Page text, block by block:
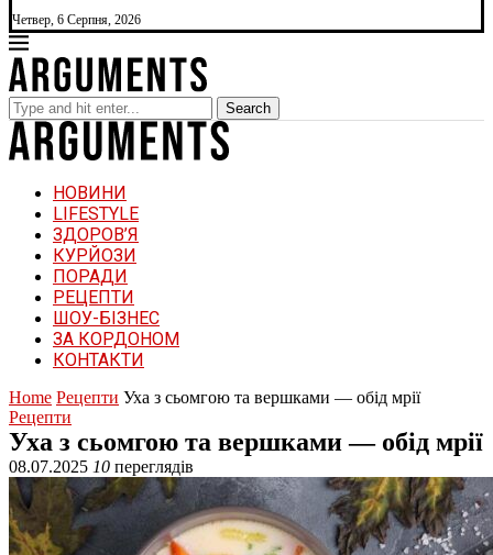
Четвер, 6 Серпня, 2026
Search
НОВИНИ
LIFESTYLE
ЗДОРОВ’Я
КУРЙОЗИ
ПОРАДИ
РЕЦЕПТИ
ШОУ-БІЗНЕС
ЗА КОРДОНОМ
КОНТАКТИ
Home Рецепти Уха з сьомгою та вершками — обід мрії
Рецепти
Уха з сьомгою та вершками — обід мрії
08.07.2025 10 переглядів